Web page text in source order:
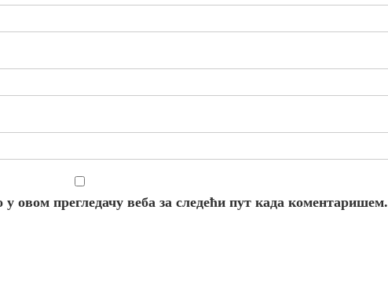
овом прегледачу веба за следећи пут када коментаришем.